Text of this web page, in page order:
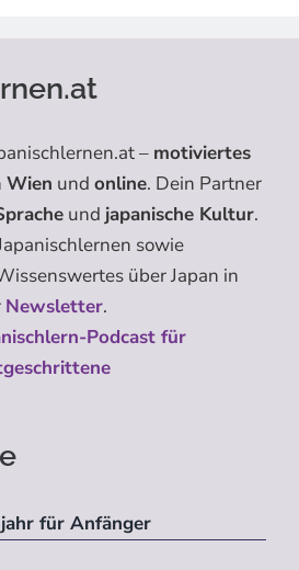
– motiviertes
Wien und online. Dein Partner
und japanische Kultur.
sowie
über Japan in
Newsletter.
Podcast für
für Anfänger